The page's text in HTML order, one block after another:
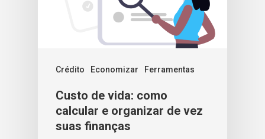
Crédito Economizar Ferramentas
Custo de vida: como
calcular e organizar de vez
suas finanças